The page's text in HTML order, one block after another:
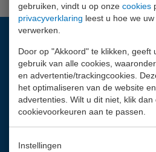
gebruiken, vindt u op onze cookies
privacyverklaring leest u hoe we
verwerken.
Door op "Akkoord" te klikken, geeft
gebruik van alle cookies,
en advertentie/trackingcookies.
het optimaliseren van de website
advertenties. Wilt u dit niet, klik
cookievoorkeuren aan te passen.
Instellingen
Vragen?
Wij helpen je graag.
02 - 757 92 44
Contactpagina
Facebook